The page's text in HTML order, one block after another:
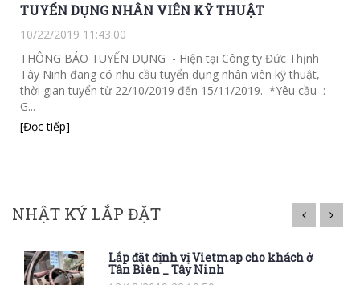
TUYỂN DỤNG NHÂN VIÊN KỸ THUẬT
10/22/2019 11:43:00
THÔNG BÁO TUYỂN DỤNG - Hiện tại Công ty Đức Thịnh
Tây Ninh đang có nhu cầu tuyển dụng nhân viên kỹ thuật,
thời gian tuyển từ 22/10/2019 đến 15/11/2019. *Yêu cầu : -
G...
[Đọc tiếp]
NHẬT KÝ LẮP ĐẶT
Lắp đặt định vị Vietmap cho khách ở
Tân Biên _ Tây Ninh